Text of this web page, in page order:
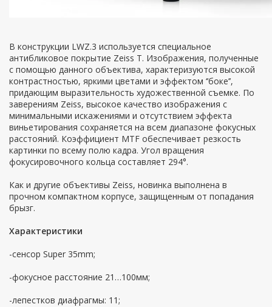
В конструкции LWZ.3 используется специальное
антибликовое покрытие Zeiss T. Изображения, полученные
с помощью данного объектива, характеризуются высокой
контрастностью, яркими цветами и эффектом ‘’боке’’,
придающим выразительность художественной съемке. По
заверениям Zeiss, высокое качество изображения c
минимальными искажениями и отсутствием эффекта
виньетирования сохраняется на всем диапазоне фокусных
расстояний. Коэффициент MTF обеспечивает резкость
картинки по всему полю кадра. Угол вращения
фокусировочного кольца составляет 294°.
Как и другие объективы Zeiss, новинка выполнена в
прочном компактном корпусе, защищенным от попадания
брызг.
Характеристики
-сенсор Super 35mm;
-фокусное расстояние 21…100мм;
-лепестков диафрагмы: 11;